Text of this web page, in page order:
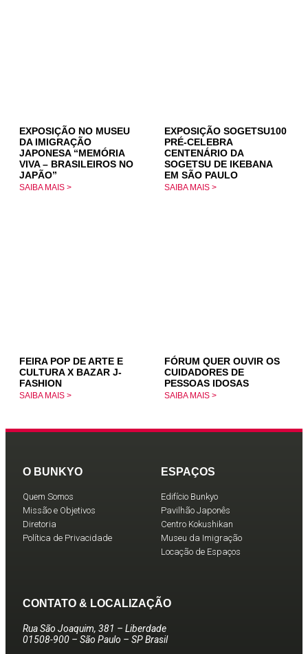
EXPOSIÇÃO NO MUSEU
DA IMIGRAÇÃO
JAPONESA “MEMÓRIA
VIVA – BRASILEIROS NO
JAPÃO”
SAIBA MAIS >
EXPOSIÇÃO SOGETSU100
PRÉ-CELEBRA
CENTENÁRIO DA
SOGETSU DE IKEBANA
EM SÃO PAULO
SAIBA MAIS >
FEIRA POP DE ARTE E
CULTURA X BAZAR J-
FASHION
SAIBA MAIS >
FÓRUM QUER OUVIR OS
CUIDADORES DE
PESSOAS IDOSAS
SAIBA MAIS >
O BUNKYO
Quem Somos
Missão e Objetivos
Diretoria
Política de Privacidade
ESPAÇOS
Edifício Bunkyo
Pavilhão Japonês
Centro Kokushikan
Museu da Imigração
Locação de Espaços
CONTATO & LOCALIZAÇÃO
Rua São Joaquim, 381 – Liberdade
01508-900 – São Paulo – SP Brasil